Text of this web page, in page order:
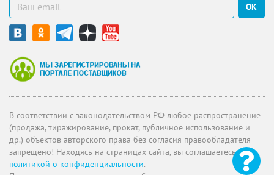
ОК
В соответствии с законодательством РФ любое распространение
(продажа, тиражирование, прокат, публичное использование и
др.) объектов авторского права без согласия правообладателя
запрещено! Находясь на страницах сайта, вы соглашаетесь с
политикой о конфиденциальности.